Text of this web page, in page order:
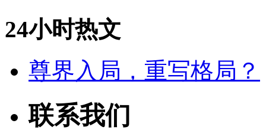
24小时热文
尊界入局，重写格局？
联系我们